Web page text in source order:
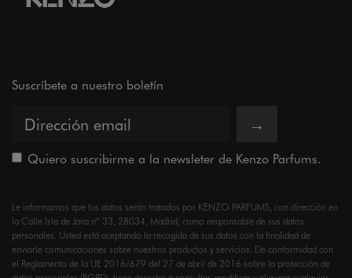
Suscríbete a nuestro boletín
→
Quiero suscribirme a la newsleter de Kenzo Parfums.
Le informamos que tus datos serán tratados por KENZO PARFUMS, con dirección en
la Calle Isla de Java nº 33, 28034, Madrid, como responsable de sus datos
personales. Usted está aceptando la recogida de sus datos con la finalidad de
enviarle comunicaciones sobre nuestros productos y servicios. De conformidad con
el Reglamento de la UE 2016/679 del 27 de abril de 2016 sobre la protección de